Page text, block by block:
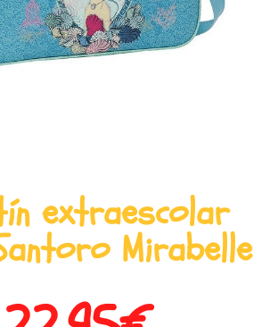
extraescolar
Mirabelle